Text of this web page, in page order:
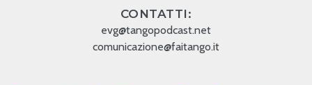
CONTATTI:
evg@tangopodcast.net
comunicazione@faitango.it